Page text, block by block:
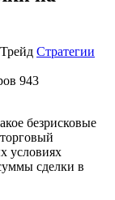
Стратегии
943
безрисковые
условиях
сделки в